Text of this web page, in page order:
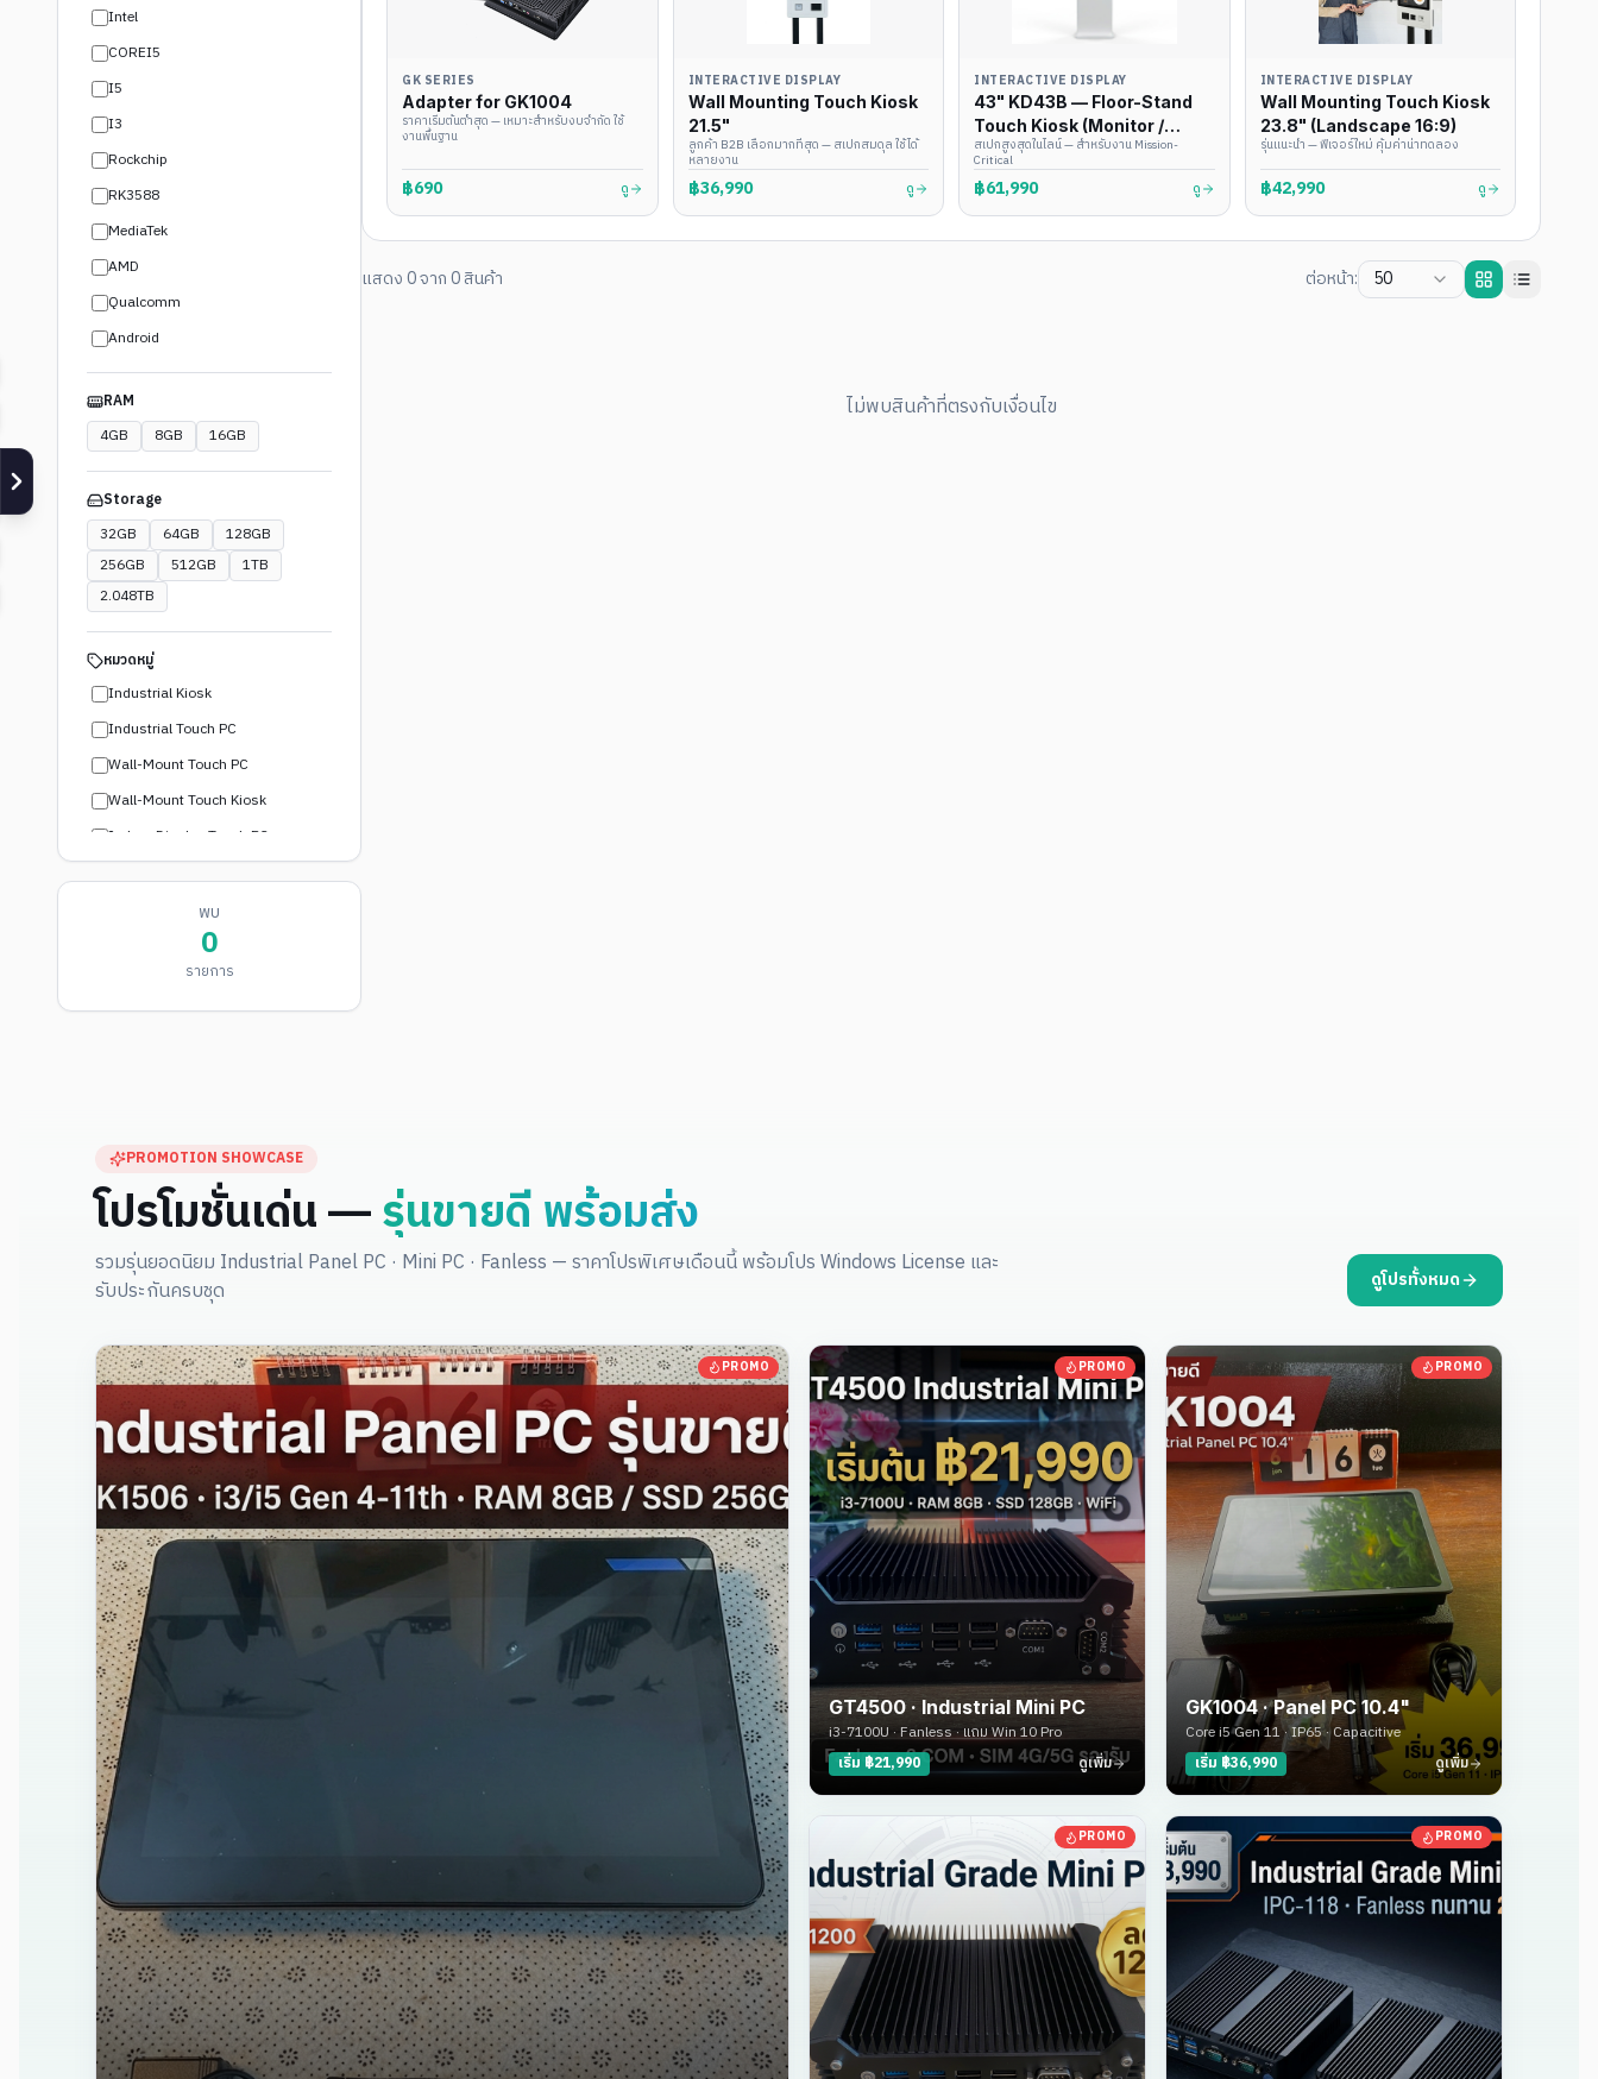
Intel
COREI5
I5
I3
Rockchip
RK3588
MediaTek
AMD
Qualcomm
Android
RAM
4GB 8GB 16GB
Storage
32GB
64GB
128GB
256GB
512GB
1TB
2.048TB
หมวดหมู่
Industrial Kiosk
Industrial Touch PC
Wall-Mount Touch PC
Wall-Mount Touch Kiosk
Indoor Display Touch PC
Touch Panel PC
Industrial Box PC
บอร์ดพื้นฐาน Carrier Board
คอมพิวเตอร์อุตสาหกรรม (IPC)
ระบบพัฒนา AI
คอมพิวเตอร์อุตสาหกรรมไต้หวัน
เครื่อง AI สำเร็จรูป
Interactive Touch Display
Floor-Stand Kiosk
Industrial PC
Industrial Panel PC
Mini PC Firewall
Embedded PC
AI Edge Computing
Embedded Box PC
AIO Desktop
Panel PC
Rugged Tablet
rugged-tablet
Rugged Notebook
Rugged Handheld
พบ
0
รายการ
GK SERIES
Adapter for GK1004
ราคาเริ่มต้นต่ำสุด — เหมาะสำหรับงบจำกัด ใช้
งานพื้นฐาน
฿690 ดู
INTERACTIVE DISPLAY
Wall Mounting Touch Kiosk
21.5"
ลูกค้า B2B เลือกมากที่สุด — สเปกสมดุล ใช้ได้
หลายงาน
฿36,990 ดู
INTERACTIVE DISPLAY
43" KD43B — Floor-Stand
Touch Kiosk (Monitor /
Windows / Android)
สเปกสูงสุดในไลน์ — สำหรับงาน Mission-
Critical
฿61,990 ดู
INTERACTIVE DISPLAY
Wall Mounting Touch Kiosk
23.8" (Landscape 16:9)
รุ่นแนะนำ — ฟีเจอร์ใหม่ คุ้มค่าน่าทดลอง
฿42,990 ดู
แสดง0จาก0สินค้า ต่อหน้า: 50
ไม่พบสินค้าที่ตรงกับเงื่อนไข
PROMOTION SHOWCASE
โปรโมชั่นเด่น — รุ่นขายดี พร้อมส่ง
รวมรุ่นยอดนิยม Industrial Panel PC · Mini PC · Fanless — ราคาโปรพิเศษเดือนนี้ พร้อมโปร Windows License และ
รับประกันครบชุด
ดูโปรทั้งหมด
PROMO PROMO
GT4500 · Industrial Mini PC
i3-7100U · Fanless · แถม Win 10 Pro
เริ่ม ฿21,990
ดูเพิ่ม
PROMO
GK1004 · Panel PC 10.4"
Core i5 Gen 11 · IP65 · Capacitive
เริ่ม ฿36,990
ดูเพิ่ม
PROMO PROMO